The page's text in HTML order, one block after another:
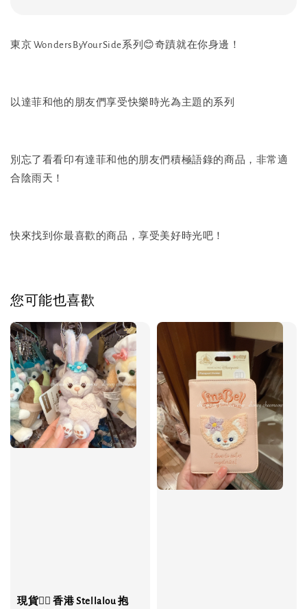
東京 WondersByYourSide系列😊奇蹟就在你身邊！
以達菲和他的朋友們享受快樂時光為主題的系列
別忘了看看印有達菲和他的朋友們積極語錄的商品，非常適
合陰雨天！
快來找到你最喜歡的商品，享受美好時光吧！
您可能也喜歡
現貨❤️‍🔥 香港 Stellalou 抱